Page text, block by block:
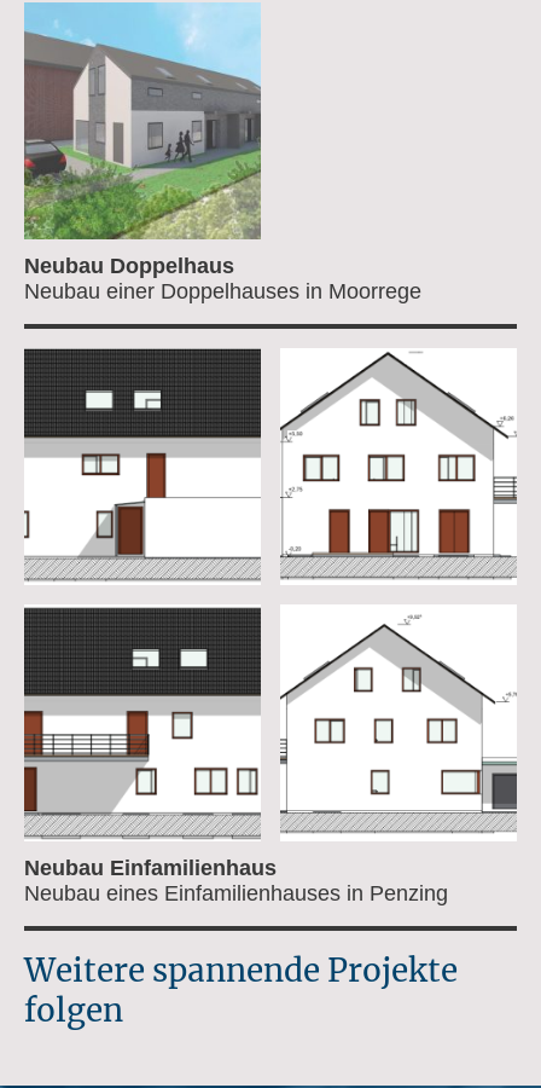
Neubau Doppelhaus
Neubau einer Doppelhauses in Moorrege
Neubau Einfamilienhaus
Neubau eines Einfamilienhauses in Penzing
Weitere spannende Projekte
folgen